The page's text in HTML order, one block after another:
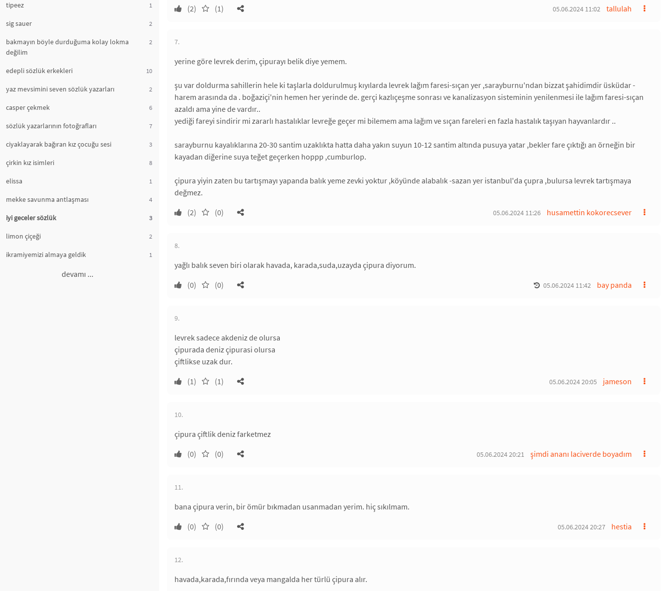
tipeez 1
sig sauer 2
bakmayın böyle durduğuma kolay lokma
değilim
2
edepli sözlük erkekleri 10
yaz mevsimini seven sözlük yazarları 2
casper çekmek 6
sözlük yazarlarının fotoğrafları 7
ciyaklayarak bağıran kız çocuğu sesi 3
çirkin kız isimleri 8
elissa 1
mekke savunma antlaşması 4
iyi geceler sözlük 3
limon çiçeği 2
ikramiyemizi almaya geldik 1
devamı ...
(2)
(1) tallulah
05.06.2024 11:02
7.
yerine göre levrek derim, çipurayı belik diye yemem.
şu var doldurma sahillerin hele ki taşlarla doldurulmuş kıyılarda levrek lağım faresi-sıçan yer ,sarayburnu'ndan bizzat şahidimdir üsküdar -
harem arasında da . boğaziçi'nin hemen her yerinde de. gerçi kazlıçeşme sonrası ve kanalizasyon sisteminin yenilenmesi ile lağım faresi-sıçan
azaldı ama yine de vardır..
yediği fareyi sindirir mi zararlı hastalıklar levreğe geçer mi bilemem ama lağım ve sıçan fareleri en fazla hastalık taşıyan hayvanlardır ..
sarayburnu kayalıklarına 20-30 santim uzaklıkta hatta daha yakın suyun 10-12 santim altında pusuya yatar ,bekler fare çıktığı an örneğin bir
kayadan diğerine suya teğet geçerken hoppp ,cumburlop.
çipura yiyin zaten bu tartışmayı yapanda balık yeme zevki yoktur ,köyünde alabalık -sazan yer istanbul'da çupra ,bulursa levrek tartışmaya
değmez.
(2)
(0) husamettin kokorecsever
05.06.2024 11:26
8.
yağlı balık seven biri olarak havada, karada,suda,uzayda çipura diyorum.
(0)
(0) bay panda
05.06.2024 11:42
9.
levrek sadece akdeniz de olursa
çipurada deniz çipurasi olursa
çiftlikse uzak dur.
(1)
(1) jameson
05.06.2024 20:05
10.
çipura çiftlik deniz farketmez
(0)
(0) şimdi ananı laciverde boyadım
05.06.2024 20:21
11.
bana çipura verin, bir ömür bıkmadan usanmadan yerim. hiç sıkılmam.
(0)
(0) hestia
05.06.2024 20:27
12.
havada,karada,fırında veya mangalda her türlü çipura alır.